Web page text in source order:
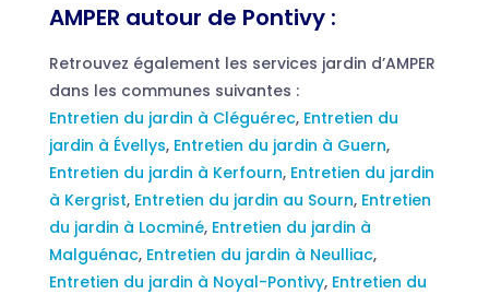
AMPER autour de Pontivy :
Retrouvez également les services jardin d’AMPER
dans les communes suivantes :
Entretien du jardin à Cléguérec, Entretien du
jardin à Évellys, Entretien du jardin à Guern,
Entretien du jardin à Kerfourn, Entretien du jardin
à Kergrist, Entretien du jardin au Sourn, Entretien
du jardin à Locminé, Entretien du jardin à
Malguénac, Entretien du jardin à Neulliac,
Entretien du jardin à Noyal-Pontivy, Entretien du